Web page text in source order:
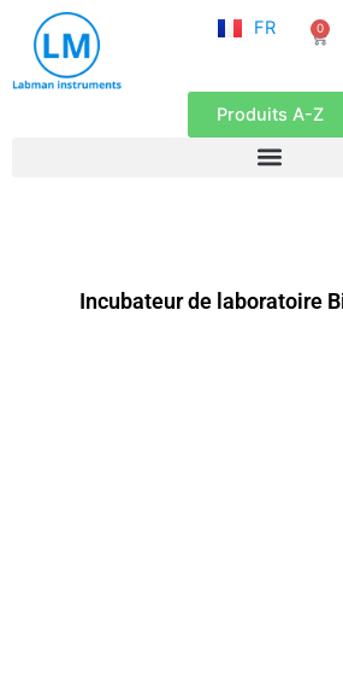
contenu
FR
EN
0
Produits A-Z
Incubateur de laboratoire